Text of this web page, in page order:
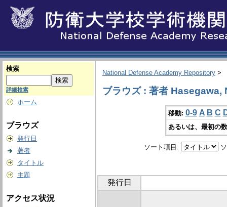
検索
詳細検索
ホーム
ブラウズ
発行日
著者
タイトル
主題
アクセス状況
National Defense Academy Repository >
ブラウズ : 著者 Hasegawa,
移動: 0-9 A B C
あるいは、最初の
ソート項目:
発行日